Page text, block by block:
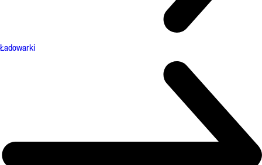
Ładowarki